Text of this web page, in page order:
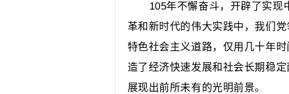
105年不懈奋斗，开辟了实现
革和新时代的伟大实践中，我们
特色社会主义道路，仅用几十年
造了经济快速发展和社会长期稳
展现出前所未有的光明前景。